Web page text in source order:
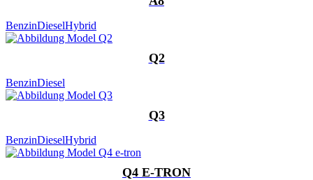
BenzinDieselHybrid
Q2
BenzinDiesel
Q3
BenzinDieselHybrid
Q4 E-TRON